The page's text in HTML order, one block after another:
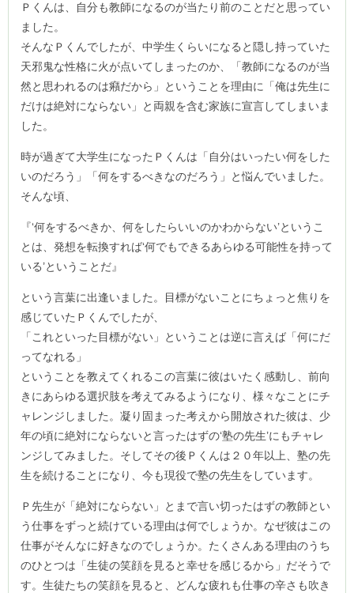
Ｐくんは、自分も教師になるのが当たり前のことだと思ってい
ました。
そんなＰくんでしたが、中学生くらいになると隠し持っていた
天邪鬼な性格に火が点いてしまったのか、「教師になるのが当
然と思われるのは癪だから」ということを理由に「俺は先生に
だけは絶対にならない」と両親を含む家族に宣言してしまいま
した。
時が過ぎて大学生になったＰくんは「自分はいったい何をした
いのだろう」「何をするべきなのだろう」と悩んでいました。
そんな頃、
『‘何をするべきか、何をしたらいいのかわからない’というこ
とは、発想を転換すれば‘何でもできるあらゆる可能性を持って
いる’ということだ』
という言葉に出逢いました。目標がないことにちょっと焦りを
感じていたＰくんでしたが、
「これといった目標がない」ということは逆に言えば「何にだ
ってなれる」
ということを教えてくれるこの言葉に彼はいたく感動し、前向
きにあらゆる選択肢を考えてみるようになり、様々なことにチ
ャレンジしました。凝り固まった考えから開放された彼は、少
年の頃に絶対にならないと言ったはずの‘塾の先生’にもチャレ
ンジしてみました。そしてその後Ｐくんは２０年以上、塾の先
生を続けることになり、今も現役で塾の先生をしています。
Ｐ先生が「絶対にならない」とまで言い切ったはずの教師とい
う仕事をずっと続けている理由は何でしょうか。なぜ彼はこの
仕事がそんなに好きなのでしょうか。たくさんある理由のうち
のひとつは「生徒の笑顔を見ると幸せを感じるから」だそうで
す。生徒たちの笑顔を見ると、どんな疲れも仕事の辛さも吹き